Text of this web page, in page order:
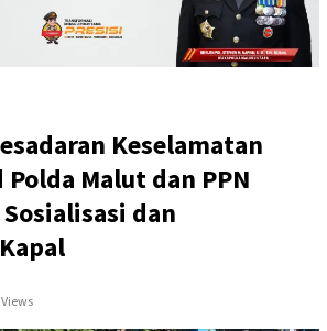
Keselamatan
Malut dan PPN
dan